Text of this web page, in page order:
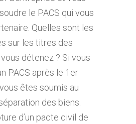
le PACS qui vous
Quelles sont les
sur les titres des
détenez ? Si vous
PACS après le 1er
êtes soumis au
des biens.
d’un pacte civil de